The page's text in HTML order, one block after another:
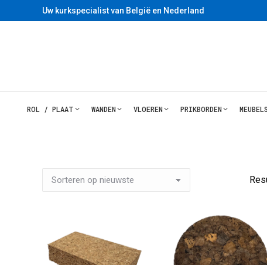
Uw kurkspecialist van België en Nederland
ROL / PLAAT WANDEN VLOEREN PRIKBORDEN MEUBELS